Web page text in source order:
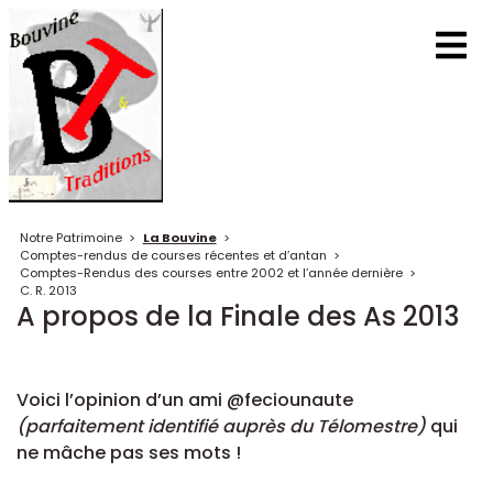
Notre Patrimoine > La Bouvine >
Comptes-rendus de courses récentes et d’antan >
Comptes-Rendus des courses entre 2002 et l’année dernière >
C. R. 2013
A propos de la Finale des As 2013
Voici l’opinion d’un ami @feciounaute
(parfaitement identifié auprès du Télomestre) qui
ne mâche pas ses mots !